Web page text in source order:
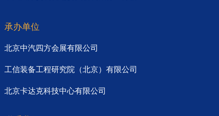
承办单位
北京中汽四方会展有限公司
工信装备工程研究院（北京）有限公司
北京卡达克科技中心有限公司